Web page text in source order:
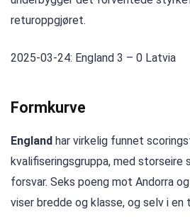
returoppgjøret.
2025-03-24: England 3 – 0 Latvia
Formkurve
England har virkelig funnet
kvalifiseringsgruppa, med storseire
forsvar. Seks poeng mot Andorra
viser bredde og klasse, og selv i en